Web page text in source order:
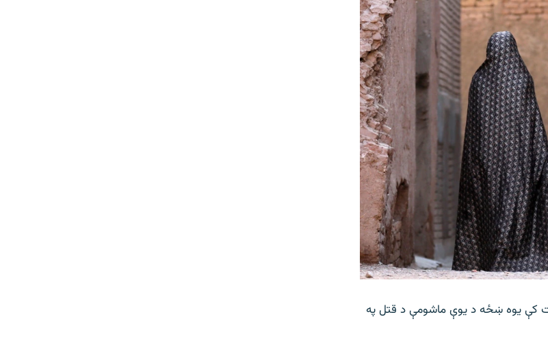
کې یوه ښځه د یوې ماشومې د قتل په